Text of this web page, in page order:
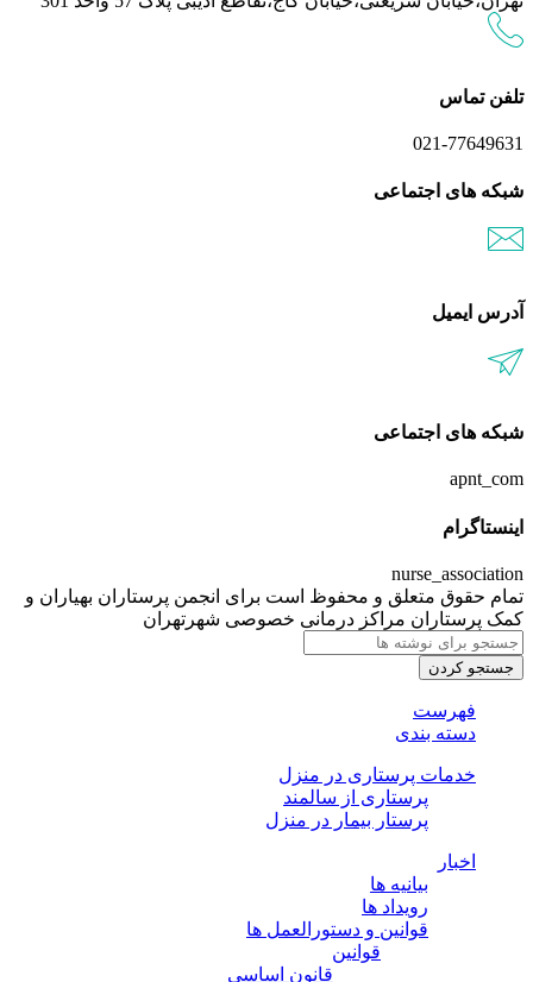
تلفن تماس
021-77649631
شبکه های اجتماعی
آدرس ایمیل
شبکه های اجتماعی
apnt_com
اینستاگرام
nurse_association
تمام حقوق متعلق و محفوظ است برای انجمن پرستاران بهیاران و
کمک پرستاران مراکز درمانی خصوصی شهرتهران
جستجو کردن
فهرست
دسته بندی
خدمات پرستاری در منزل
پرستاری از سالمند
پرستار بیمار در منزل
اخبار
بیانیه ها
رویداد ها
قوانین و دستورالعمل ها
قوانین
قانون اساسی